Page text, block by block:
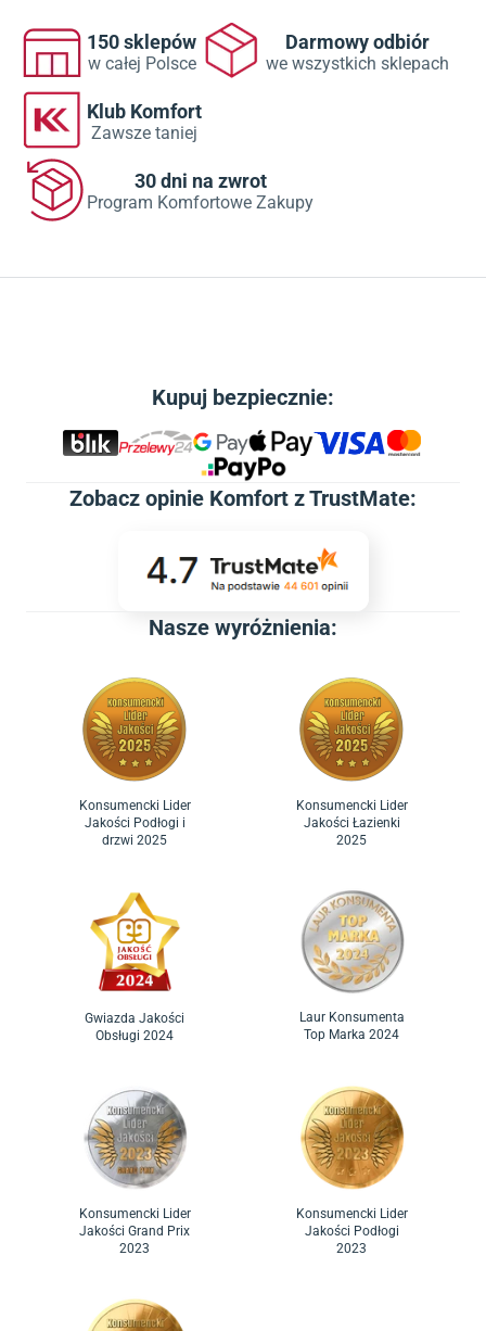
150 sklepów
w całej Polsce
Darmowy odbiór
we wszystkich sklepach
Klub Komfort
Zawsze taniej
30 dni na zwrot
Program Komfortowe Zakupy
Kupuj bezpiecznie:
Zobacz opinie Komfort z TrustMate:
Nasze wyróżnienia:
Konsumencki Lider
Jakości Podłogi i
drzwi 2025
Konsumencki Lider
Jakości Łazienki
2025
Gwiazda Jakości
Obsługi 2024
Laur Konsumenta
Top Marka 2024
Konsumencki Lider
Jakości Grand Prix
2023
Konsumencki Lider
Jakości Podłogi
2023